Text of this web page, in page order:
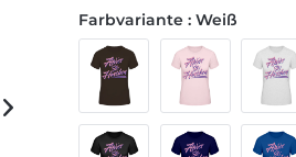
Farbvariante : Weiß